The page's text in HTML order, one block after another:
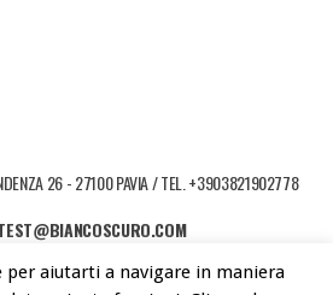
26 - 27100 PAVIA / TEL. +3903821902778
POWERED BY LIBEREMENTI - IDEE PER
per aiutarti a navigare in maniera